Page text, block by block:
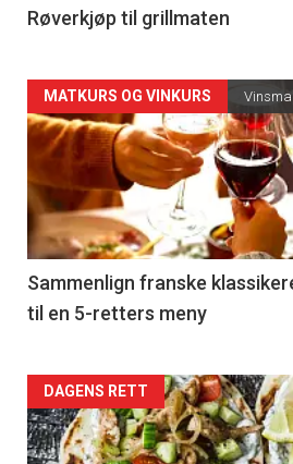
4
Røverkjøp til grillmaten
Forsiden
akkurat
nå
-
5
MATKURS OG VINKURS
Sammenlign franske
til en 5-retters meny
Forsiden
akkurat
DAGENS RETT